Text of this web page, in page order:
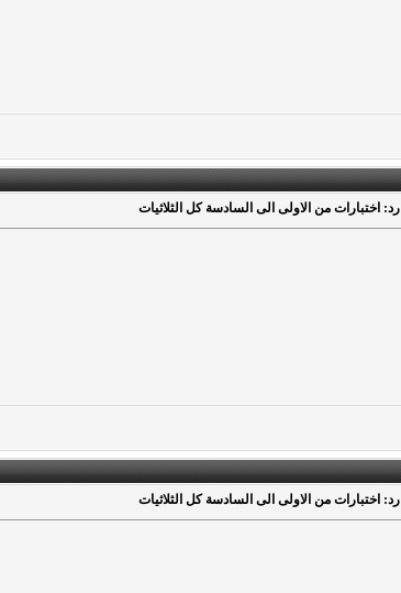
رد: اختبارات من الاولى الى السادسة كل الثلاثيات
رد: اختبارات من الاولى الى السادسة كل الثلاثيات